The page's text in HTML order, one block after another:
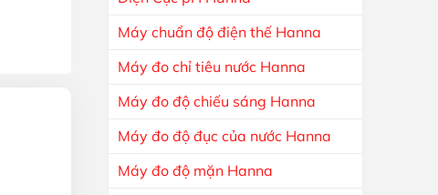
Máy chuẩn độ điện thế Hanna
Máy đo chỉ tiêu nước Hanna
Máy đo độ chiếu sáng Hanna
Máy đo độ đục của nước Hanna
Máy đo độ mặn Hanna